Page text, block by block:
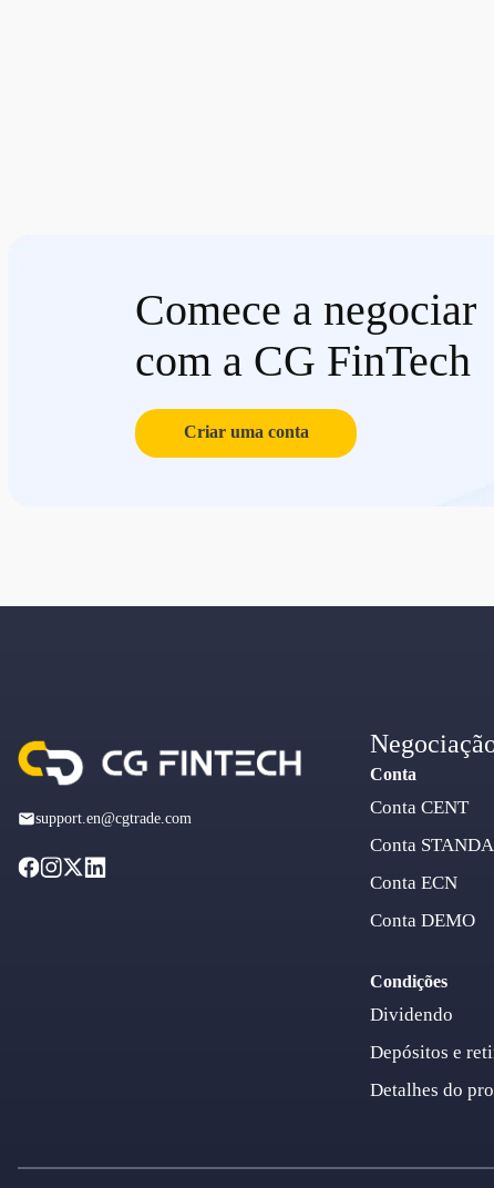
Comece a negociar
com a CG FinTech
Criar uma conta
support.en@cgtrade.com
Conta
Conta CENT
Conta
Conta ECN
Conta DEMO
Condições
Dividendo
Depósitos e
Detalhes do